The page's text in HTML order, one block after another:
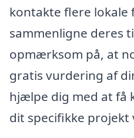
kontakte flere lokale
sammenligne deres
opmærksom på, at
gratis vurdering af
hjælpe dig med at få
dit specifikke projekt